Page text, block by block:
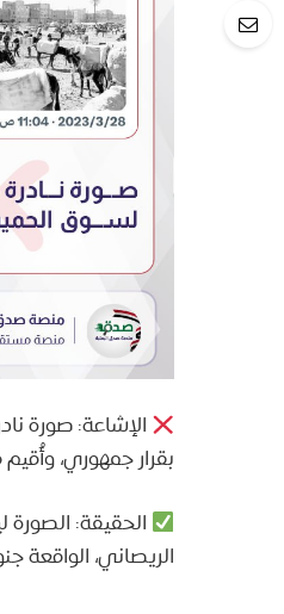
بقرار جمهوري،
الريصاني، الواقعة